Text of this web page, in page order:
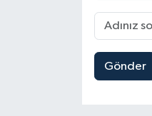
Gönder